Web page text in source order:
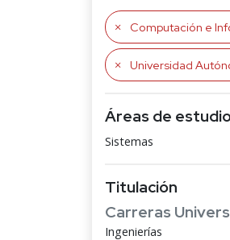
Computación e
Universidad
Áreas de
Sistemas
Titulación
Carreras
Ingenierías